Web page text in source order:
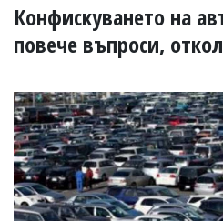
В
УКРАЙНА
РАЗСЛЕДВАНЕ
БИЗНЕС
ЮГ
Управители:
Веселин
Конфискуването на
повече въпроси,